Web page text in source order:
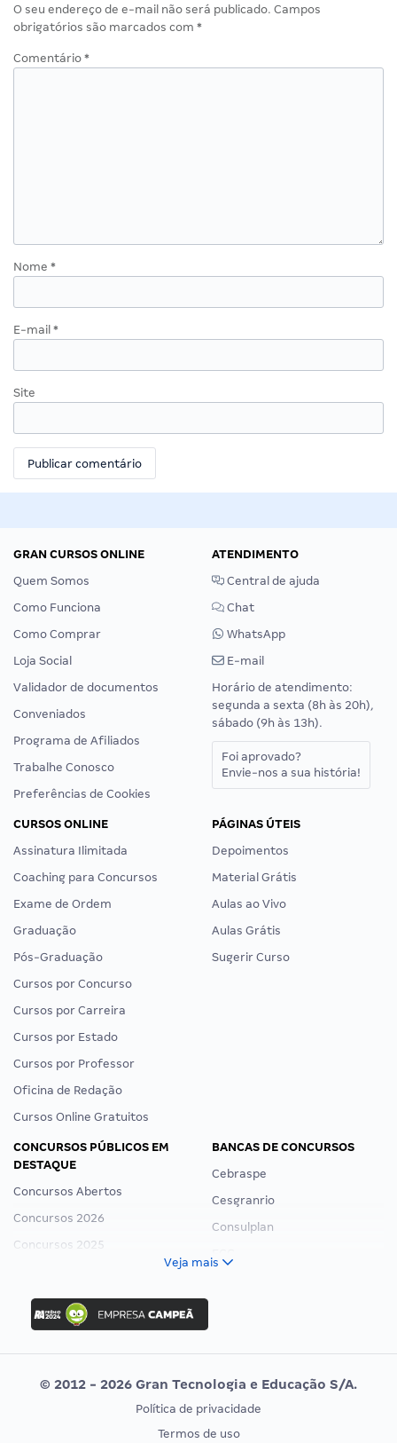
O seu endereço de e-mail não será publicado. Campos
obrigatórios são marcados com *
Comentário *
Nome *
E-mail *
Site
GRAN CURSOS ONLINE
Quem Somos
Como Funciona
Como Comprar
Loja Social
Validador de documentos
Conveniados
Programa de Afiliados
Trabalhe Conosco
Preferências de Cookies
ATENDIMENTO
Central de ajuda
Chat
WhatsApp
E-mail
Horário de atendimento:
segunda a sexta (8h às 20h),
sábado (9h às 13h).
Foi aprovado?
Envie-nos a sua história!
CURSOS ONLINE
Assinatura Ilimitada
Coaching para Concursos
Exame de Ordem
Graduação
Pós-Graduação
Cursos por Concurso
Cursos por Carreira
Cursos por Estado
Cursos por Professor
Oficina de Redação
Cursos Online Gratuitos
PÁGINAS ÚTEIS
Depoimentos
Material Grátis
Aulas ao Vivo
Aulas Grátis
Sugerir Curso
CONCURSOS PÚBLICOS EM
DESTAQUE
Concursos Abertos
Concursos 2026
Concursos 2025
Concurso Ibama
Concurso MPU
Editais publicados
BANCAS DE CONCURSOS
Cebraspe
Cesgranrio
Consulplan
Vunesp
CONCURSOS POR PROFISSÃO
EXAME DE ORDEM
Veja mais
© 2012 - 2026 Gran Tecnologia e Educação S/A.
Política de privacidade
Termos de uso